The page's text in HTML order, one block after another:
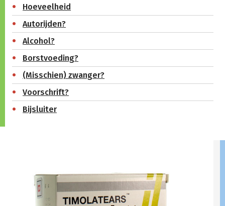
Hoeveelheid
Autorijden?
Alcohol?
Borstvoeding?
(Misschien) zwanger?
Voorschrift?
Bijsluiter